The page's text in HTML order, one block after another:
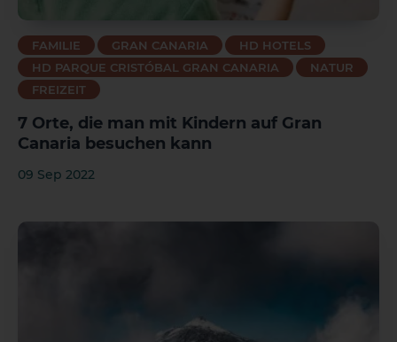
FAMILIE GRAN CANARIA
HD HOTELS
HD PARQUE CRISTÓBAL GRAN CANARIA
NATUR
FREIZEIT
7 Orte, die man mit Kindern auf Gran
Canaria besuchen kann
09 Sep 2022